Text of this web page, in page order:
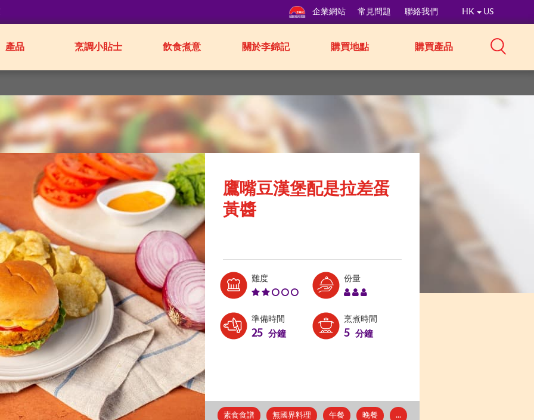
企業網站 常見問題 聯絡我們 HK US
產品 烹調小貼士 飲食煮意 關於李錦記 購買地點 購買產品
鷹嘴豆漢堡配是拉差蛋
黃醬
難度Level:
份量Serves:
準備時間
25 分鐘
烹煮時間
5 分鐘
素食食譜 無國界料理 午餐 晚餐 ...